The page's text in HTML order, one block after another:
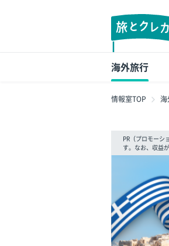
海外旅行
情報室TOP 海
PR（プロモー
す。なお、収益